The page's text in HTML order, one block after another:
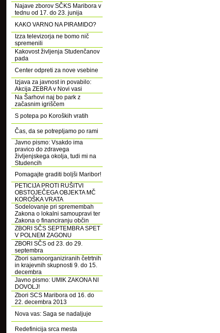
Najave zborov SČKS Maribora v
tednu od 17. do 23. junija
KAKO VARNO NA PIRAMIDO?
Izza televizorja ne bomo nič
spremenili
Kakovost življenja Studenčanov
pada
Center odpreti za nove vsebine
Izjava za javnost in povabilo:
Akcija ZEBRA v Novi vasi
Na Šarhovi naj bo park z
začasnim igriščem
S potepa po Koroških vratih
Čas, da se potrepljamo po rami
Javno pismo: Vsakdo ima
pravico do zdravega
življenjskega okolja, tudi mi na
Studencih
Pomagajte graditi boljši Maribor!
PETICIJA PROTI RUŠITVI
OBSTOJEČEGA OBJEKTA MČ
KOROŠKA VRATA
Sodelovanje pri spremembah
Zakona o lokalni samoupravi ter
Zakona o financiranju občin
ZBORI SČS SEPTEMBRA SPET
V POLNEM ZAGONU
ZBORI SČS od 23. do 29.
septembra
Zbori samoorganiziranih četrtnih
in krajevnih skupnosti 9. do 15.
decembra
Javno pismo: UMIK ZAKONA NI
DOVOLJ!
Zbori SCS Maribora od 16. do
22. decembra 2013
Nova vas: Saga se nadaljuje
Redefinicija srca mesta